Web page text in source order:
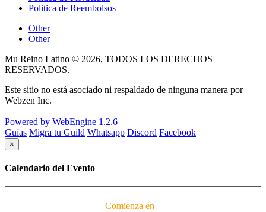
Politica de Reembolsos
Other
Other
Mu Reino Latino © 2026, TODOS LOS DERECHOS
RESERVADOS.
Este sitio no está asociado ni respaldado de ninguna manera por
Webzen Inc.
Powered by WebEngine 1.2.6
Guías Migra tu Guild Whatsapp Discord Facebook
×
Calendario del Evento
Comienza en